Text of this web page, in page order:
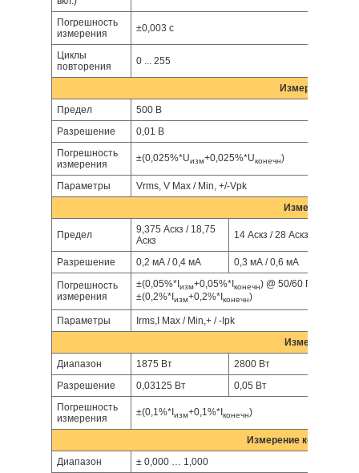
Погрешность
измерения
±0,003 с
Циклы
повторения
0 ... 255
Измерение
Предел
500 В
Разрешение
0,01 В
Погрешность
измерения
±(0,025%*Uизм+0,025%*Uконечн)
Параметры
Vrms, V Max / Min, +/-Vpk
Измерение
Предел
9,375 Аскз / 18,75
Аскз
14 Аскз / 28 Аскз
Разрешение
0,2 мА / 0,4 мА 0,3 мА / 0,6 мА
Погрешность
измерения
±(0,05%*I изм+0,05%*I конечн) @ 50/60 Гц;
±(0,2%*I изм+0,2%*I конечн)
Параметры
Irms,I Max / Min,+ / -Ipk
Измерение
Диапазон
1875 Вт 2800 Вт
Разрешение
0,03125 Вт 0,05 Вт
Погрешность
измерения
±(0,1%*I изм+0,1%*I конечн)
Измерение
Диапазон
± 0,000 … 1,000